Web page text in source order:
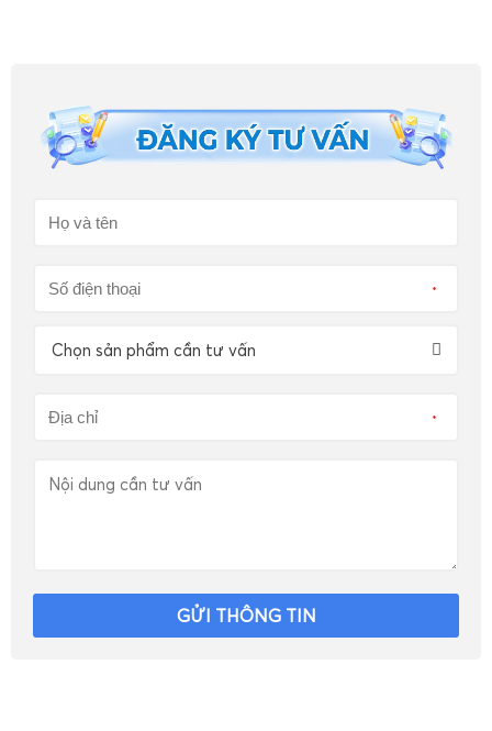
*
Chọn sản phẩm cần tư vấn
*
GỬI THÔNG TIN